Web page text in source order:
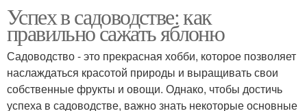
Успех в садоводстве: как
правильно сажать яблоню
Садоводство - это прекрасная хобби, которое позволяет
наслаждаться красотой природы и выращивать свои
собственные фрукты и овощи. Однако, чтобы достичь
успеха в садоводстве, важно знать некоторые основные